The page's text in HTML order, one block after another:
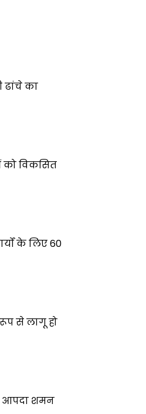
ढांचे का
को विकसित
के लिए 60
से लागू हो
आपदा शमन